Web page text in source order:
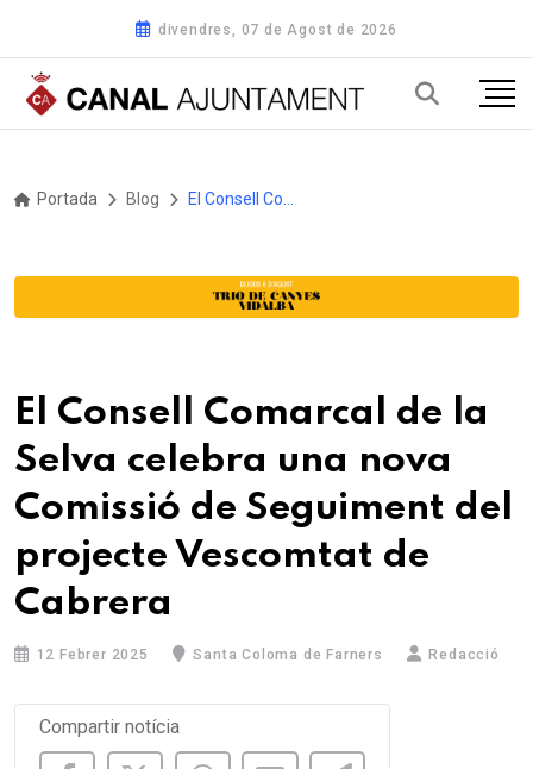
divendres, 07 de Agost de 2026
Portada Blog
El Consell Comarcal de la
Selva celebra una nova
Comissió de Seguiment del
projecte Vescomtat de
Cabrera
12 Febrer 2025 Santa Coloma de Farners Redacció
Compartir notícia